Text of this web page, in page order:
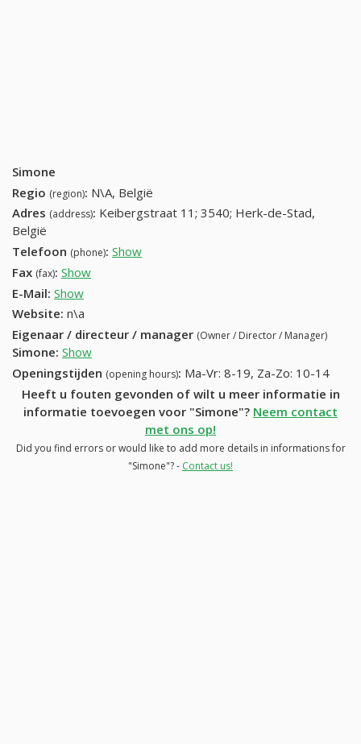
Simone
Regio (region): N\A, België
Adres (address): Keibergstraat 11; 3540; Herk-de-Stad,
België
Telefoon (phone): Show
Fax (fax): Show
E-Mail: Show
Website: n\a
Eigenaar / directeur / manager (Owner / Director / Manager)
Simone: Show
Openingstijden (opening hours): Ma-Vr: 8-19, Za-Zo: 10-14
Heeft u fouten gevonden of wilt u meer informatie in
informatie toevoegen voor "Simone"? Neem contact
met ons op!
Did you find errors or would like to add more details in informations for
"Simone"? - Contact us!